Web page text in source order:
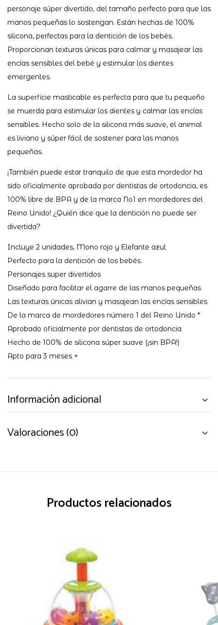
personaje súper divertido, del tamaño perfecto para que las
manos pequeñas lo sostengan. Están hechas de 100%
silicona, perfectas para la dentición de los bebés.
Proporcionan texturas únicas para calmar y masajear las
encías sensibles del bebé y estimular los dientes
emergentes.
La superficie masticable es perfecta para que tu pequeño
se muerda para estimular los dientes y calmar las encías
sensibles. Hecho solo de la silicona más suave, el animal
es liviano y súper fácil de sostener para las manos
pequeñas.
¡También puede estar tranquilo de que esta mordedor ha
sido oficialmente aprobada por dentistas de ortodoncia, es
100% libre de BPA y de la marca No1 en mordedores del
Reino Unido! ¿Quién dice que la dentición no puede ser
divertida?
Incluye 2 unidades, Mono rojo y Elefante azul
Perfecto para la dentición de los bebés.
Personajes super divertidos
Diseñado para facilitar el agarre de las manos pequeñas
Las texturas únicas alivian y masajean las encías sensibles
De la marca de mordedores número 1 del Reino Unido *
Aprobado oficialmente por dentistas de ortodoncia
Hecho de 100% de silicona súper suave (¡sin BPA!)
Apto para 3 meses +
Información adicional
Valoraciones (0)
Productos relacionados